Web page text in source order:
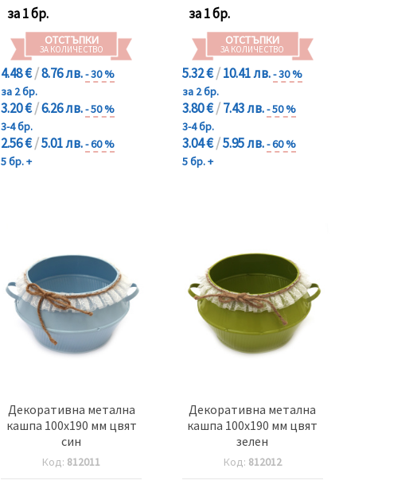
за 1 бр.
ОТСТЪПКИ
ЗА КОЛИЧЕСТВО
4.48 €/8.76 лв.- 30 %
за 2 бр.
3.20 €/6.26 лв.- 50 %
3-4 бр.
2.56 €/5.01 лв.- 60 %
5 бр. +
за 1 бр.
ОТСТЪПКИ
ЗА КОЛИЧЕСТВО
5.32 €/10.41 лв.- 30 %
за 2 бр.
3.80 €/7.43 лв.- 50 %
3-4 бр.
3.04 €/5.95 лв.- 60 %
5 бр. +
Декоративна метална
кашпа 100x190 мм цвят
син
Код: 812011
Декоративна метална
кашпа 100x190 мм цвят
зелен
Код: 812012